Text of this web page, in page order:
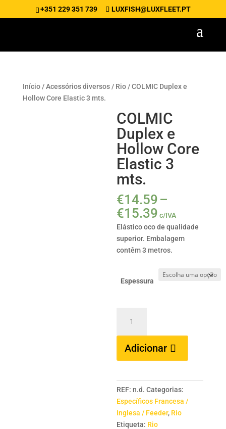
+351 229 351 739 LUXFISH@LUXFLEET.PT
Início/Acessórios diversos/ Rio/ COLMIC Duplex e
Hollow Core Elastic 3 mts.
COLMIC
Duplex e
Hollow Core
Elastic 3
mts.
€14.59 –
€15.39Price
range:
€14.59
through
c/IVA
Elástico oco de qualidade
superior. Embalagem
contêm 3 metros.
Espessura
COLMIC
Duplex
e
Core
Elastic
3
mts.
Adicionar
REF:n.d. Categorias:
Específicos Francesa /
Inglesa / Feeder, Rio
Etiqueta: Rio